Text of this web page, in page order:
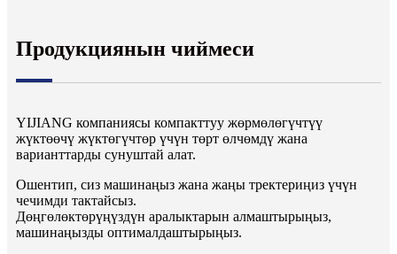
Продукциянын чиймеси
YIJIANG компаниясы компакттуу жөрмөлөгүчтүү
жүктөөчү жүктөгүчтөр үчүн төрт өлчөмдү жана
варианттарды сунуштай алат.
Ошентип, сиз машинаңыз жана жаңы тректериңиз үчүн
чечимди тактайсыз.
Дөңгөлөктөрүңүздүн аралыктарын алмаштырыңыз,
машинаңызды оптималдаштырыңыз.